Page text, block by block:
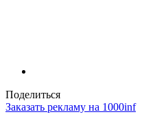
Поделиться
Заказать рекламу на 1000inf